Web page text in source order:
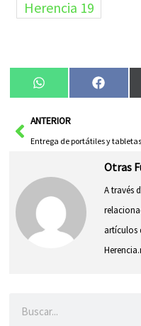
Compartir
en
WhatsApp
en
AntANTERIOR
Otras
A través
artículos